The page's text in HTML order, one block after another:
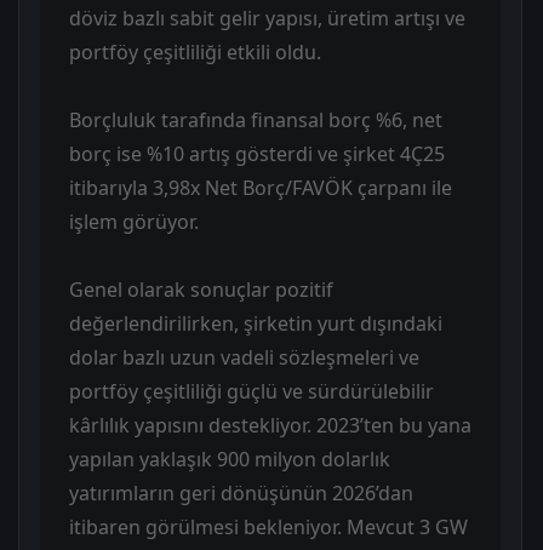
döviz bazlı sabit gelir yapısı, üretim artışı ve
portföy çeşitliliği etkili oldu.
Borçluluk tarafında finansal borç %6, net
borç ise %10 artış gösterdi ve şirket 4Ç25
itibarıyla 3,98x Net Borç/FAVÖK çarpanı ile
işlem görüyor.
Genel olarak sonuçlar pozitif
değerlendirilirken, şirketin yurt dışındaki
dolar bazlı uzun vadeli sözleşmeleri ve
portföy çeşitliliği güçlü ve sürdürülebilir
kârlılık yapısını destekliyor. 2023’ten bu yana
yapılan yaklaşık 900 milyon dolarlık
yatırımların geri dönüşünün 2026’dan
itibaren görülmesi bekleniyor. Mevcut 3 GW